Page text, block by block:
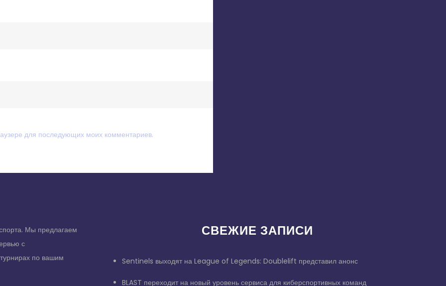
для последующих моих комментариев.
Мы предлагаем
с
по вашим
СВЕЖИЕ ЗАПИСИ
Sentinels выходят на League of Legends: Doublelift представил анонс
BLAST переходит на новый уровень сервиса для киберспортивных команд